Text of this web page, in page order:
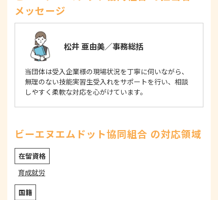
メッセージ
松井 亜由美／事務総括
当団体は受入企業様の現場状況を丁寧に伺いながら、
無理のない技能実習生受入れをサポートを行い、相談
しやすく柔軟な対応を心がけています。
ビーエヌエムドット協同組合 の対応領域
在留資格
育成就労
国籍